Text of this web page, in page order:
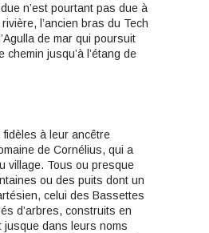
n’est pourtant pas due à
rivière, l’ancien bras du Tech
de mar qui poursuit
chemin jusqu’à l’étang de
à leur ancêtre
de Cornélius, qui a
village. Tous ou presque
ou des puits dont un
celui des Bassettes
d’arbres, construits en
jusque dans leurs noms